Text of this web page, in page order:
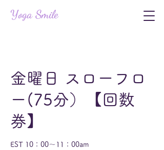
Yoga Smile
金曜日 スローフロ
ー(75分）【回数
券】
EST 10：00〜11：00am